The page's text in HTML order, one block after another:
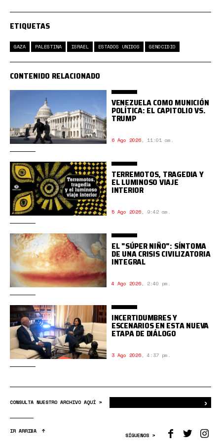
ETIQUETAS
GAZA PALESTINA ISRAEL ESTADOS UNIDOS GENOCIDIO
CONTENIDO RELACIONADO
VENEZUELA COMO MUNICIÓN
POLÍTICA: EL CAPITOLIO VS.
TRUMP
6 Ago 2026, 11:01 am.
TERREMOTOS, TRAGEDIA Y
EL LUMINOSO VIAJE
INTERIOR
5 Ago 2026, 9:42 am.
EL "SÚPER NIÑO": SÍNTOMA
DE UNA CRISIS CIVILIZATORIA
INTEGRAL
4 Ago 2026, 2:40 pm.
INCERTIDUMBRES Y
ESCENARIOS EN ESTA NUEVA
ETAPA DE DIÁLOGO
3 Ago 2026, 4:37 pm.
CONSULTA NUESTRO ARCHIVO AQUÍ > ›
IR ARRIBA
SÍGUENOS >